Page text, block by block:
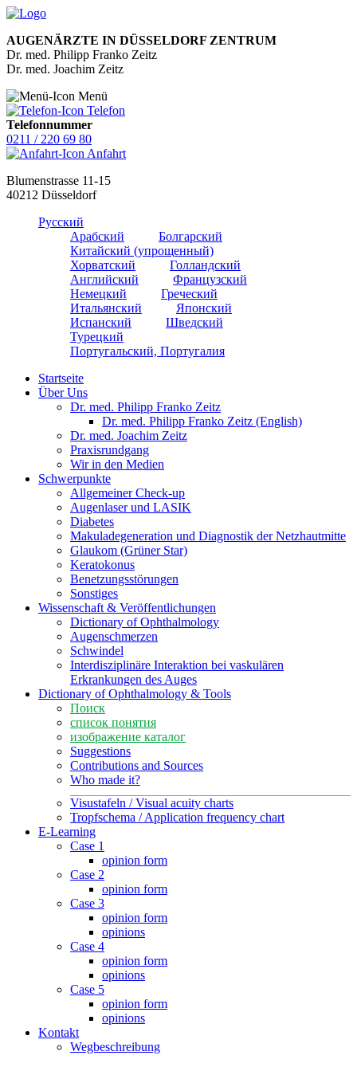
AUGENÄRZTE IN DÜSSELDORF ZENTRUM
Dr. med. Philipp Franko Zeitz
Dr. med. Joachim Zeitz
Menü
Telefon
Telefonnummer
0211 / 220 69 80
Anfahrt
Blumenstrasse 11-15
40212 Düsseldorf
Русский
Арабский
Болгарский
Китайский (упрощенный)
Хорватский
Голландский
Английский
Французский
Немецкий
Греческий
Итальянский
Японский
Испанский
Шведский
Турецкий
Португальский, Португалия
Startseite
Über Uns
Dr. med. Philipp Franko Zeitz
Dr. med. Philipp Franko Zeitz (English)
Dr. med. Joachim Zeitz
Praxisrundgang
Wir in den Medien
Schwerpunkte
Allgemeiner Check-up
Augenlaser und LASIK
Diabetes
Makuladegeneration und Diagnostik der Netzhautmitte
Glaukom (Grüner Star)
Keratokonus
Benetzungsstörungen
Sonstiges
Wissenschaft & Veröffentlichungen
Dictionary of Ophthalmology
Augenschmerzen
Schwindel
Interdisziplinäre Interaktion bei vaskulären
Erkrankungen des Auges
Dictionary of Ophthalmology & Tools
Поиск
список понятия
изображение каталог
Suggestions
Contributions and Sources
Who made it?
Visustafeln / Visual acuity charts
Tropfschema / Application frequency chart
E-Learning
Case 1
opinion form
Case 2
opinion form
Case 3
opinion form
opinions
Case 4
opinion form
opinions
Case 5
opinion form
opinions
Kontakt
Wegbeschreibung